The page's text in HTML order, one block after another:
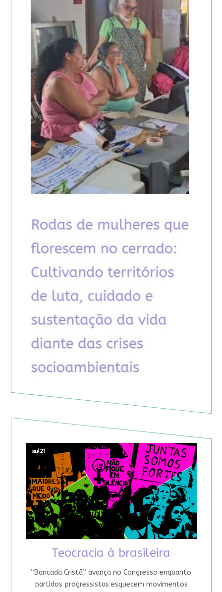
Teocracia à brasileira
“Bancada Cristã” avança no Congresso enquanto
partidos progressistas esquecem movimentos